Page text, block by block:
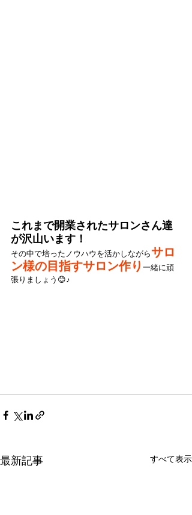
これまで開業されたサロンさん達
が沢山います！
その中で培ったノウハウを活かしながらサロ
ン様の目指すサロン作り 一緒に頑
張りましょう😊♪
最新記事 すべて表示